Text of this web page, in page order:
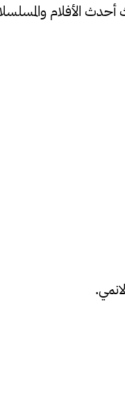
أحدث الأفلام